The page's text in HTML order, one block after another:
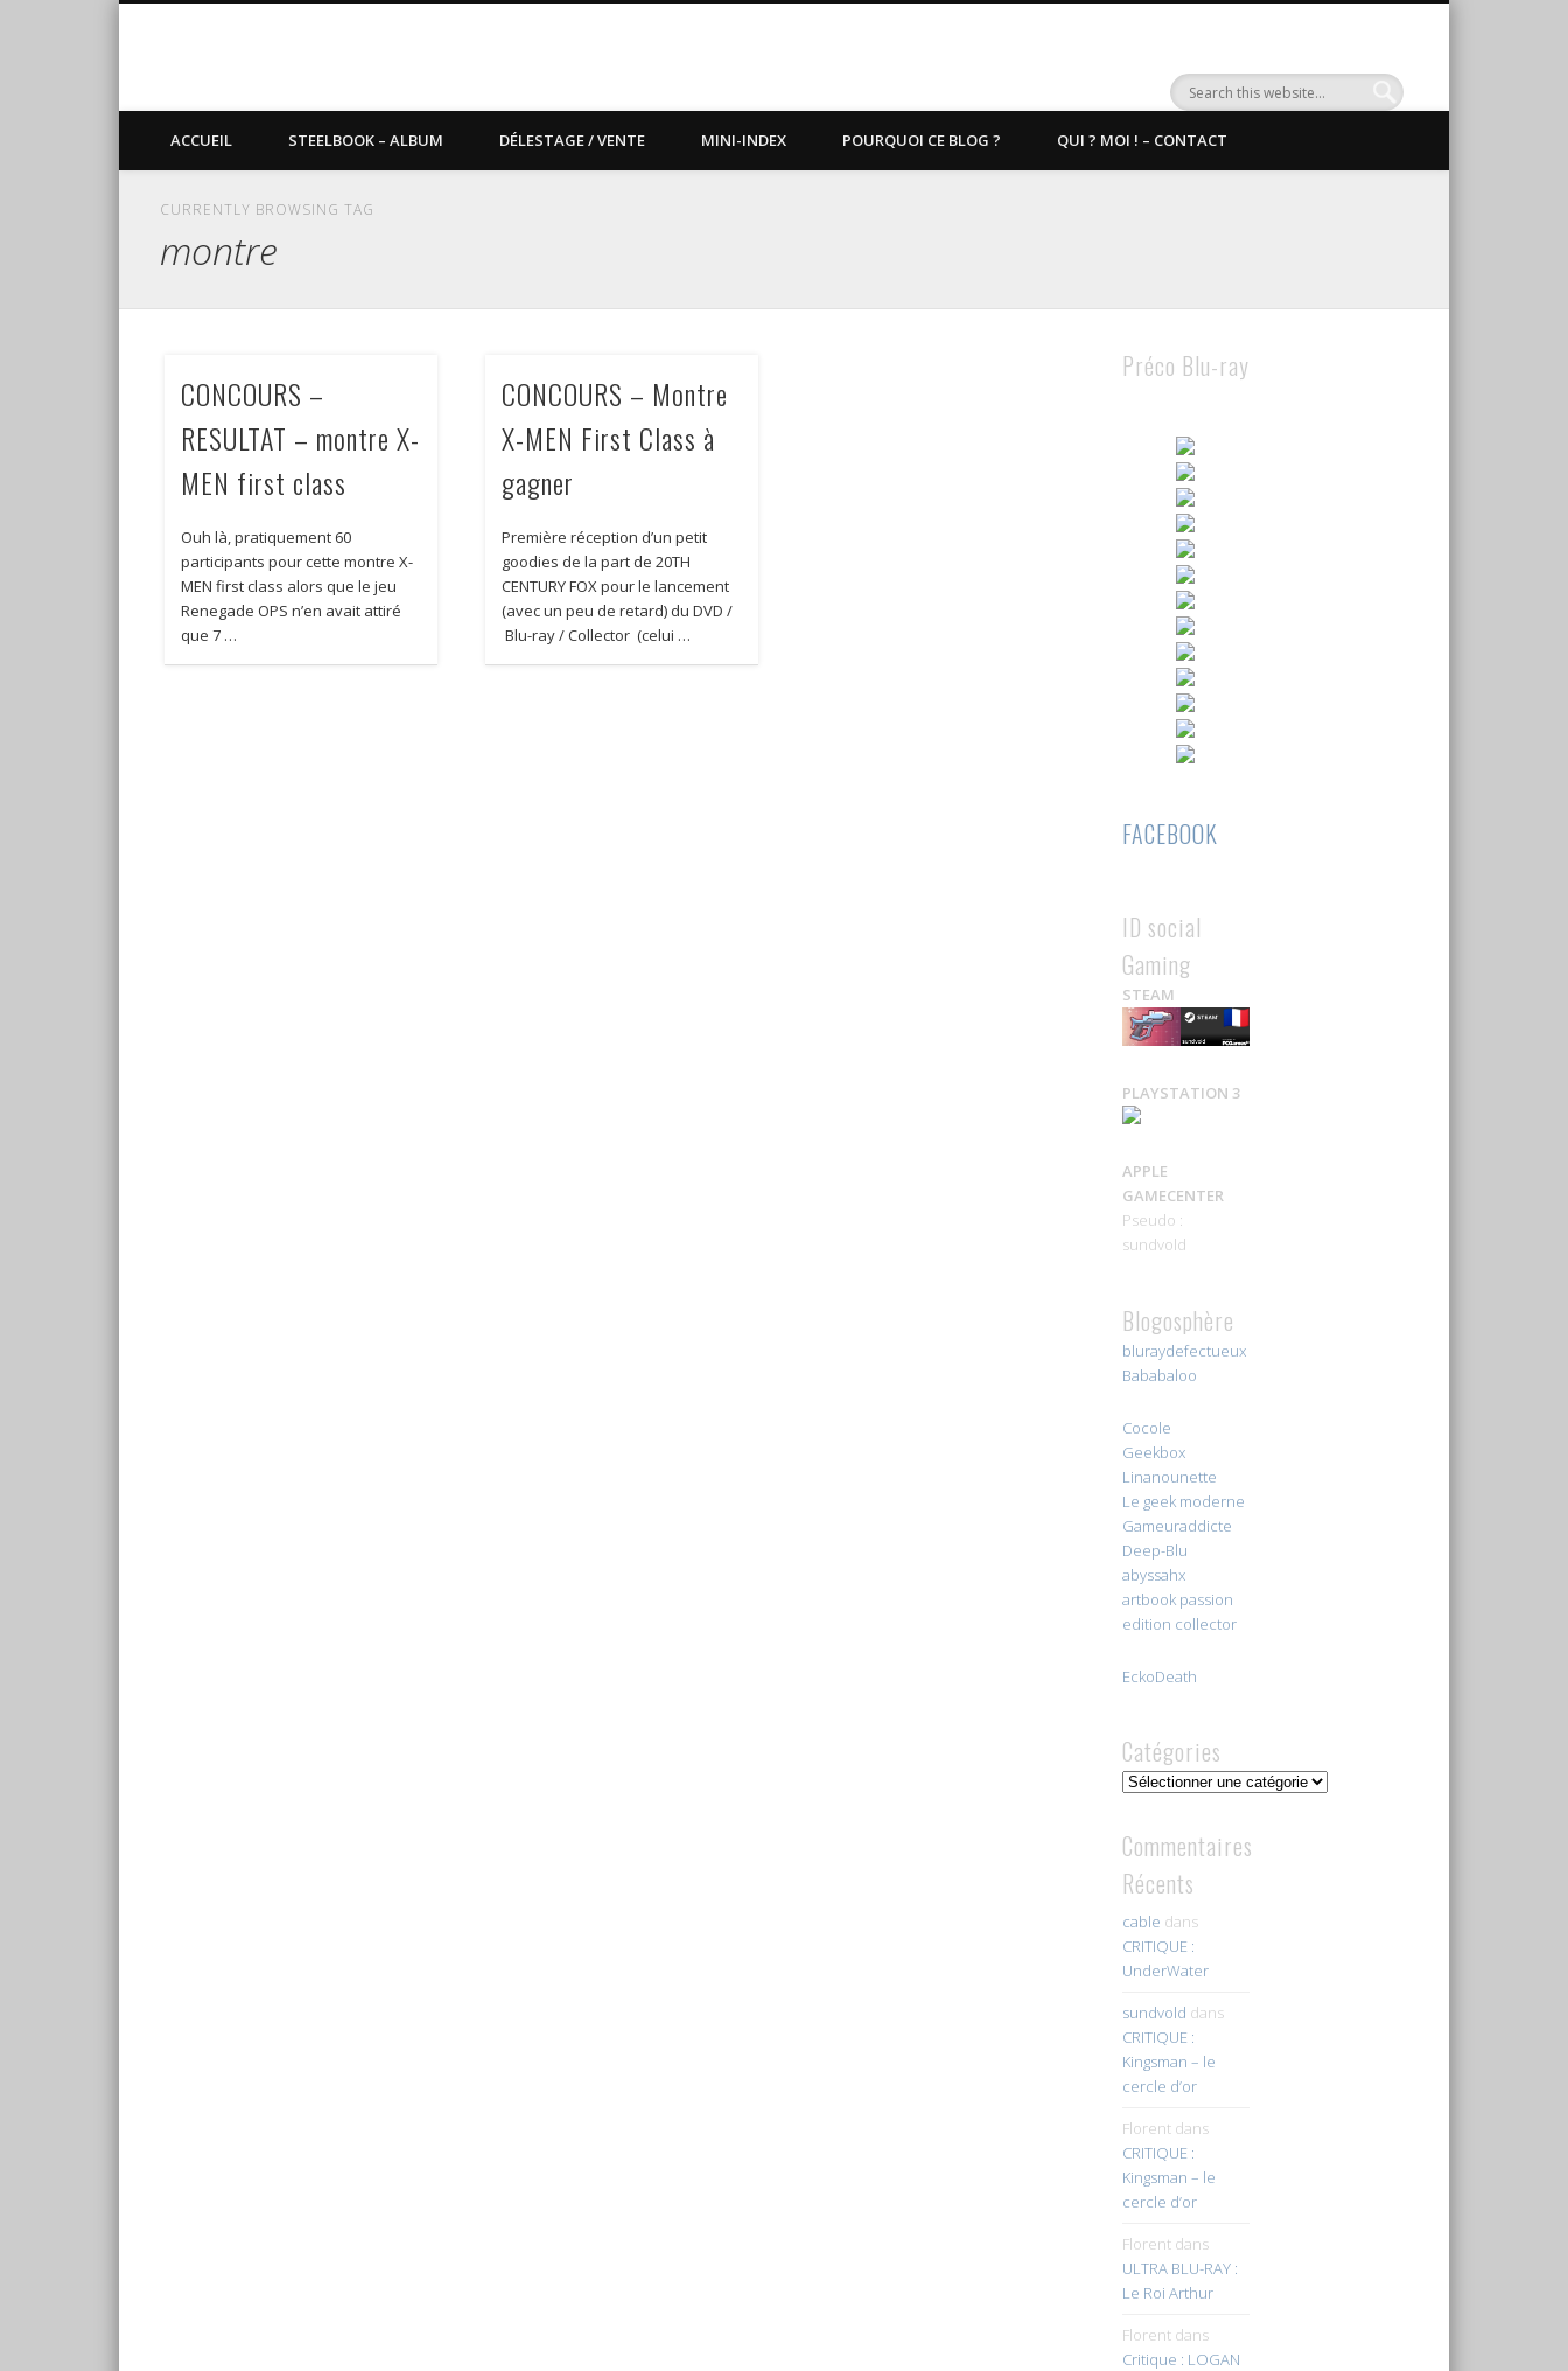
ACCUEIL STEELBOOK – ALBUM DÉLESTAGE / VENTE MINI-INDEX POURQUOI CE BLOG ? QUI ? MOI ! – CONTACT
CURRENTLY BROWSING TAG
montre
CONCOURS –
RESULTAT – montre X-
MEN first class
Ouh là, pratiquement 60
participants pour cette montre X-
MEN first class alors que le jeu
Renegade OPS n’en avait attiré
que 7 …
CONCOURS – Montre
X-MEN First Class à
gagner
Première réception d’un petit
goodies de la part de 20TH
CENTURY FOX pour le lancement
(avec un peu de retard) du DVD /
Blu-ray / Collector (celui …
Préco Blu-ray
FACEBOOK
ID social
Gaming
STEAM
PLAYSTATION 3
APPLE
GAMECENTER
Pseudo :
sundvold
Blogosphère
bluraydefectueux
Bababaloo
Cocole
Geekbox
Linanounette
Le geek moderne
Gameuraddicte
Deep-Blu
abyssahx
artbook passion
edition collector
EckoDeath
Catégories
Catégories
Commentaires
Récents
cable dans
CRITIQUE :
UnderWater
sundvold dans
CRITIQUE :
Kingsman – le
cercle d’or
Florentdans
CRITIQUE :
Kingsman – le
cercle d’or
Florentdans
ULTRA BLU-RAY :
Le Roi Arthur
Florentdans
Critique : LOGAN